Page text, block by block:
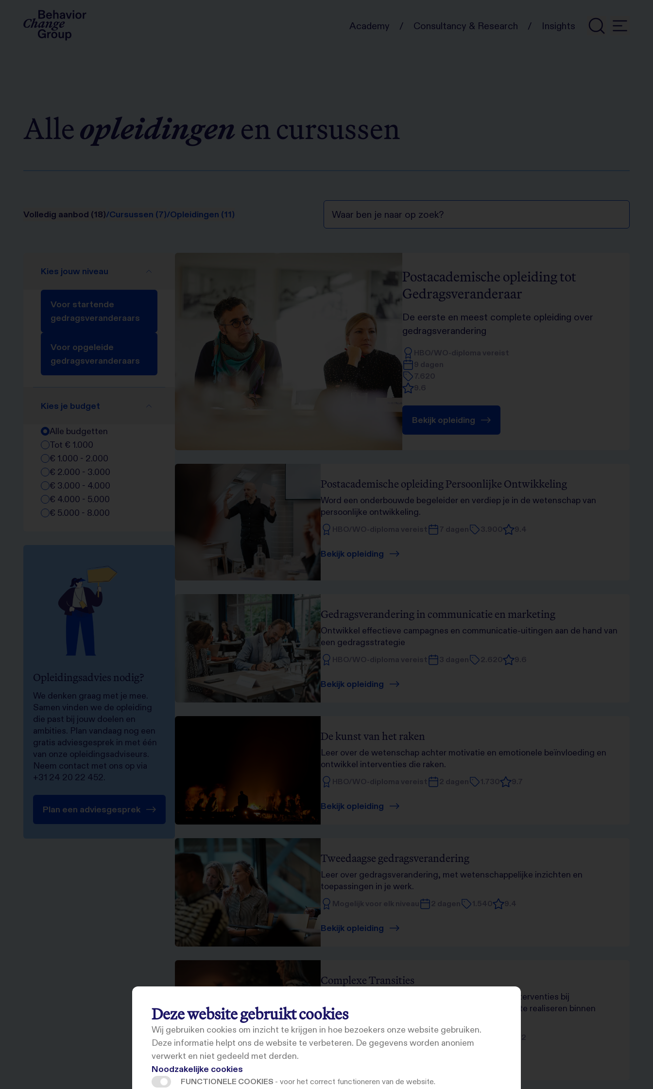
Academy / Consultancy & Research / Insights
Alleopleidingenen cursussen
Volledig aanbod (18)/Cursussen (7)/Opleidingen (11)
Kies jouw niveau
Voor startende
gedragsveranderaars
Voor opgeleide
gedragsveranderaars
Kies je budget
Alle budgetten
Tot € 1.000
€ 1.000 - 2.000
€ 2.000 - 3.000
€ 3.000 - 4.000
€ 4.000 - 5.000
€ 5.000 - 8.000
Opleidingsadvies nodig?
We denken graag met je mee.
Samen vinden we de opleiding
die past bij jouw doelen en
ambities. Plan vandaag nog een
gratis adviesgesprek in met één
van onze opleidingsadviseurs.
Neem contact met ons op via
+31 24 20 22 452.
Plan een adviesgesprek
Postacademische opleiding tot
Gedragsveranderaar
De eerste en meest complete opleiding over
gedragsverandering
HBO/WO-diploma vereist
9 dagen
7.620
9.6
Bekijk opleiding
Postacademische opleiding Persoonlijke Ontwikkeling
Word een onderbouwde begeleider en verdiep je in de wetenschap van
persoonlijke ontwikkeling.
HBO/WO-diploma vereist 7 dagen 3.900 9.4
Bekijk opleiding
Gedragsverandering in communicatie en marketing
Ontwikkel effectieve campagnes en communicatie-uitingen aan de hand van
een gedragsstrategie
HBO/WO-diploma vereist 3 dagen 2.620 9.6
Bekijk opleiding
De kunst van het raken
Leer over de wetenschap achter motivatie en emotionele beïnvloeding en
ontwikkel interventies die raken.
HBO/WO-diploma vereist 2 dagen 1.730 9.7
Bekijk opleiding
Tweedaagse gedragsverandering
Leer over gedragsverandering, met wetenschappelijke inzichten en
toepassingen in je werk.
Mogelijk voor elk niveau 2 dagen 1.540 9.4
Bekijk opleiding
Complexe Transities
Leer tegelijkertijd aan verschillende strategische interventies bij
verschillende doelgroepen te werken om transities te realiseren binnen
organisaties en/of complexe systemen.
HBO/WO-diploma vereist 4 dagen 9.2
Deze website gebruikt cookies
Wij gebruiken cookies om inzicht te krijgen in hoe bezoekers onze website gebruiken.
Deze informatie helpt ons de website te verbeteren. De gegevens worden anoniem
verwerkt en niet gedeeld met derden.
Noodzakelijke cookies
FUNCTIONELE COOKIES - voor het correct functioneren van de website.